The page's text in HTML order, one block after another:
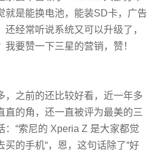
就是能换电池，能装SD卡，广告
经常听说系统又可以升级了，
要赞一下三星的营销，赞！
，之前的还比较好看，近一年多
直的角，还一直被评为最美的三
：“索尼的 Xperia Z 是大家都觉
的手机“，恩，这句话除了“好